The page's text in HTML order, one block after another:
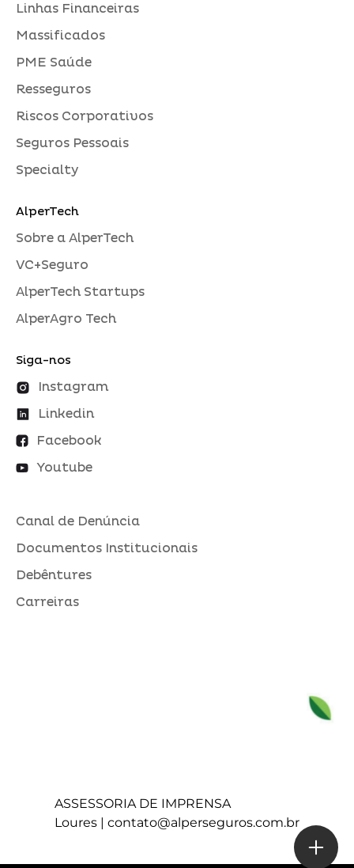
Linhas Financeiras
Massificados
PME Saúde
Resseguros
Riscos Corporativos
Seguros Pessoais
Specialty
AlperTech
Sobre a AlperTech
VC+Seguro
AlperTech Startups
AlperAgro Tech
Siga-nos
Instagram
Linkedin
Facebook
Youtube
Canal de Denúncia
Documentos Institucionais
Debêntures
Carreiras
ASSESSORIA DE IMPRENSA
Loures | contato@alperseguros.com.br